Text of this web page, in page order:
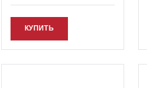
КУПИТЬ